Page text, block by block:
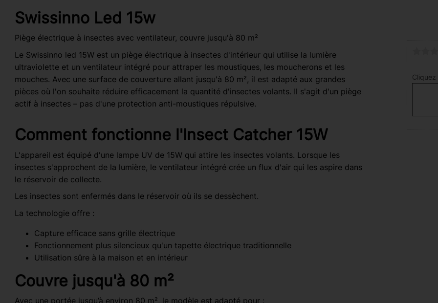
Swissinno Led 15w
Piège électrique à insectes avec ventilateur, couvre jusqu'à 80 m²
Le Swissinno led 15W est un piège électrique à insectes d'intérieur qui utilise la lumière
ultraviolette et un ventilateur intégré pour attraper les moustiques, les moucherons et les
mouches. Avec une surface de couverture allant jusqu'à 80 m², il est adapté aux grandes
pièces où l'on souhaite réduire efficacement la quantité d'insectes volants. Il s'agit d'un piège
actif à insectes – pas d'une protection anti-moustiques répulsive.
Comment fonctionne l'Insect Catcher 15W
L'appareil est équipé d'une lampe UV de 15W qui attire les insectes volants. Lorsque les
insectes s'approchent de la lumière, le ventilateur intégré crée un flux d'air qui les aspire dans
le réservoir de collecte.
Les insectes sont enfermés dans le réservoir où ils se dessèchent.
La technologie offre :
Capture efficace sans grille électrique
Fonctionnement plus silencieux qu'un tapette électrique traditionnelle
Utilisation sûre à la maison et en intérieur
Couvre jusqu'à 80 m²
Avec une portée jusqu’à environ 80 m², le modèle est adapté pour :